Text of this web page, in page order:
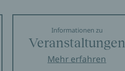
Informationen zu
Veranstaltungen
Mehr erfahren